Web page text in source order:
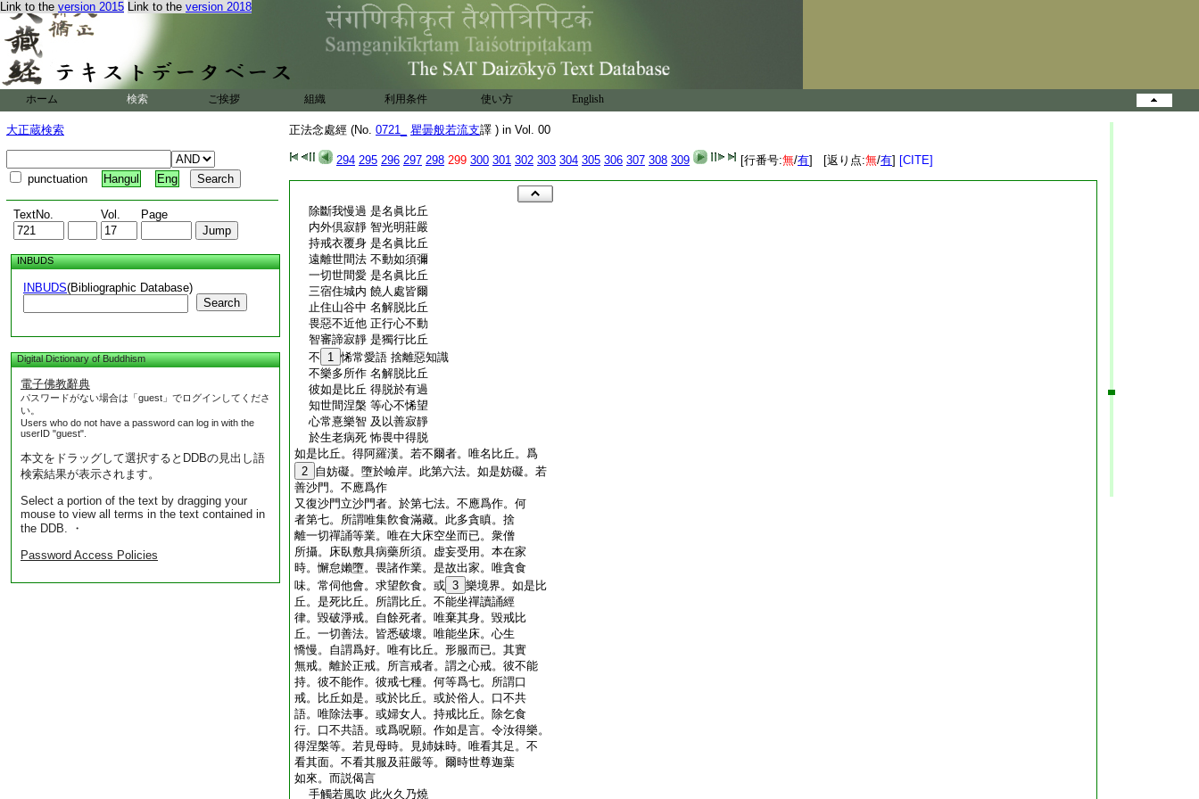
Link to the version 2015 Link to the version 2018
ホーム 検索 ご挨拶 組織 利用条件 使い方 English
大正蔵検索
punctuation Hangul Eng
TextNo. Vol. Page
INBUDS
INBUDS(Bibliographic Database)
Search
Digital Dictionary of Buddhism
電子佛教辭典
パスワードがない場合は「guest」でログインしてくださ
い。
Users who do not have a password can log in with the
userID "guest".
本文をドラッグして選択するとDDBの見出し語
検索結果が表示されます。
Select a portion of the text by dragging your
mouse to view all terms in the text contained in
the DDB. ・
Password Access Policies
正法念處經 (No. 0721_ 瞿曇般若流支譯 ) in Vol. 00
294 295 296 297 298 299 300 301 302 303 304 305 306 307 308 309 [行番号:無/有] [返り点:無/有] [CITE]
除斷我慢過 是名眞比丘
内外倶寂靜 智光明莊嚴
持戒衣覆身 是名眞比丘
遠離世間法 不動如須彌
一切世間愛 是名眞比丘
三宿住城内 饒人處皆爾
止住山谷中 名解脱比丘
畏惡不近他 正行心不動
智審諦寂靜 是獨行比丘
不
1 悕常愛語 捨離惡知識
不樂多所作 名解脱比丘
彼如是比丘 得脱於有過
知世間涅槃 等心不悕望
心常憙樂智 及以善寂靜
於生老病死 怖畏中得脱
如是比丘。得阿羅漢。若不爾者。唯名比丘。爲
2 自妨礙。墮於嶮岸。此第六法。如是妨礙。若
善沙門。不應爲作
又復沙門立沙門者。於第七法。不應爲作。何
者第七。所謂唯集飮食滿藏。此多貪瞋。捨
離一切禪誦等業。唯在大床空坐而已。衆僧
所攝。床臥敷具病藥所須。虚妄受用。本在家
時。懈怠嬾墮。畏諸作業。是故出家。唯貪食
味。常伺他會。求望飮食。或 3 樂境界。如是比
丘。是死比丘。所謂比丘。不能坐禪讀誦經
律。毀破淨戒。自餘死者。唯棄其身。毀戒比
丘。一切善法。皆悉破壞。唯能坐床。心生
憍慢。自謂爲好。唯有比丘。形服而已。其實
無戒。離於正戒。所言戒者。謂之心戒。彼不能
持。彼不能作。彼戒七種。何等爲七。所謂口
戒。比丘如是。或於比丘。或於俗人。口不共
語。唯除法事。或婦女人。持戒比丘。除乞食
行。口不共語。或爲呪願。作如是言。令汝得樂。
得涅槃等。若見母時。見姉妹時。唯看其足。不
看其面。不看其服及莊嚴等。爾時世尊迦葉
如來。而説偈言
手觸若風吹 此火久乃燒